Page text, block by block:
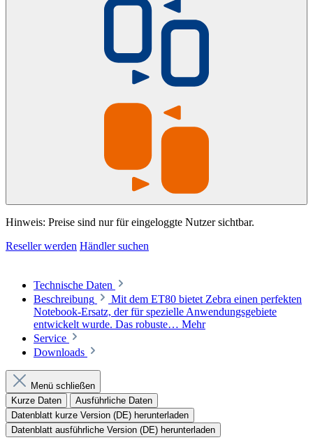
Hinweis: Preise sind nur für eingeloggte Nutzer sichtbar.
Reseller werden Händler suchen
Technische Daten
Beschreibung
Mit dem ET80 bietet Zebra einen perfekten
Notebook-Ersatz, der für spezielle Anwendungsgebiete
entwickelt wurde. Das robuste… Mehr
Service
Downloads
Menü schließen
Kurze Daten
Ausführliche Daten
Datenblatt kurze Version (DE) herunterladen
Datenblatt ausführliche Version (DE) herunterladen